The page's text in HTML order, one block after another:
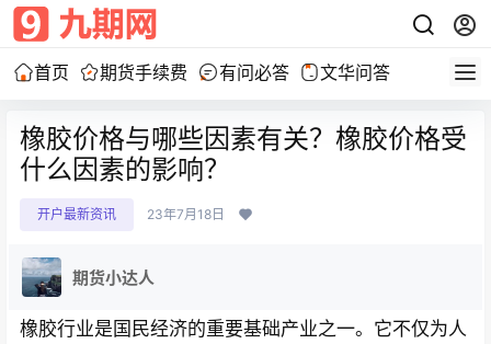
首页 期货手续费 有问必答 文华问答
橡胶价格与哪些因素有关？橡胶价格受
什么因素的影响？
开户最新资讯 23年7月18日
期货小达人
橡胶行业是国民经济的重要基础产业之一。它不仅为人